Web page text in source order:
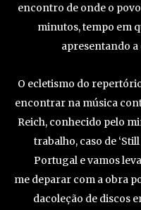
encontro de onde o
minutos, tempo em
apresentando
O ecletismo do
encontrar na música
Reich, conhecido pelo
trabalho, caso de
Portugal e vamos
me deparar com a obra
dacoleção de discos